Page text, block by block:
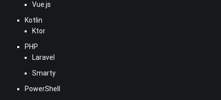
Vue.js
Kotlin
Ktor
PHP
Laravel
Smarty
PowerShell